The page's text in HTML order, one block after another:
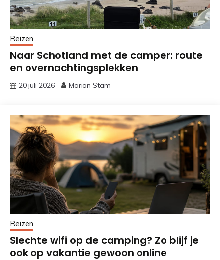
Reizen
Naar Schotland met de camper: route
en overnachtingsplekken
20 juli 2026 Marion Stam
Reizen
Slechte wifi op de camping? Zo blijf je
ook op vakantie gewoon online